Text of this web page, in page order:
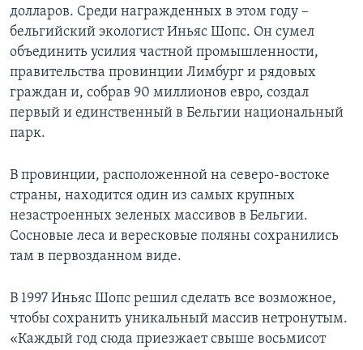
АМЕРИКА. БОЛЬШОЕ ПУТЕШЕСТВИЕ
ПОДПИСКА НА НОВОСТИ
Learning English
СОЦИАЛЬНЫЕ СЕТИ
Языки
долларов. Среди награжденных в этом году –
бельгийский экологист Иньяс Шопс. Он сумел
объединить усилия частной промышленности,
правительства провинции Лимбург и рядовых
граждан и, собрав 90 миллионов евро, создал
первый и единственный в Бельгии национальный
парк.
В провинции, расположенной на северо-востоке
страны, находится один из самых крупных
незастроенных зеленых массивов в Бельгии.
Сосновые леса и вересковые поляны сохранились
там в первозданном виде.
В 1997 Иньяс Шопс решил сделать все возможное,
чтобы сохранить уникальный массив нетронутым.
«Каждый год сюда приезжает свыше восьмисот